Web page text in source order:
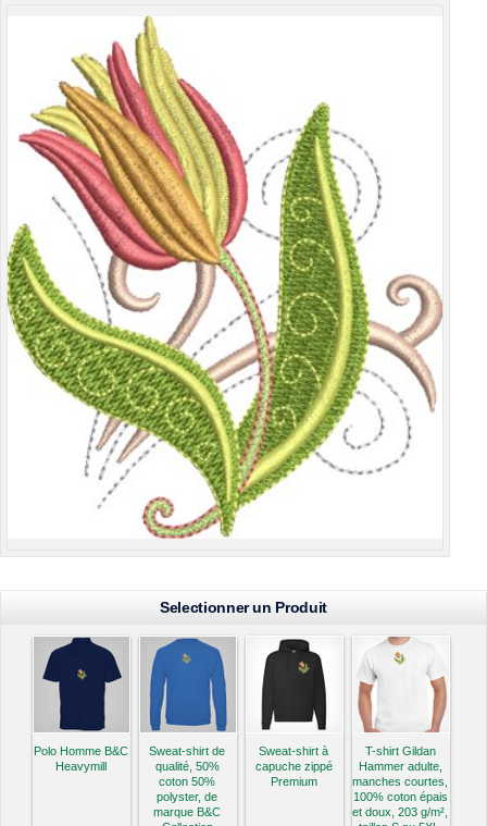
Selectionner un Produit
Polo Homme B&C
Heavymill
Sweat-shirt de
qualité, 50%
coton 50%
polyster, de
marque B&C
Sweat-shirt à
capuche zippé
Premium
T-shirt Gildan
Hammer adulte,
manches courtes,
100% coton épais
et doux, 203 g/m²,